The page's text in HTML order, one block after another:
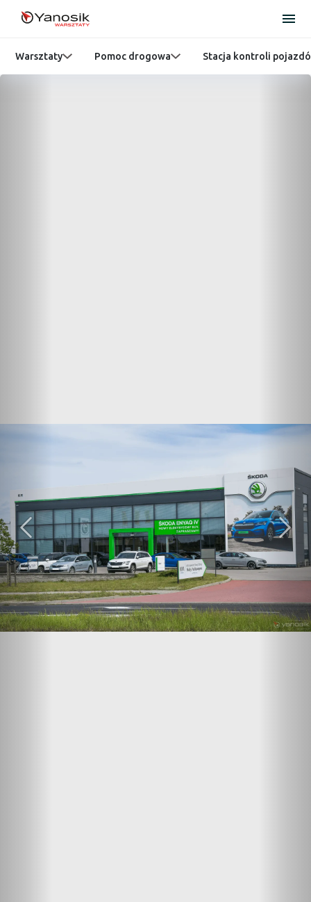
Warsztaty Pomoc drogowa Stacja kontroli